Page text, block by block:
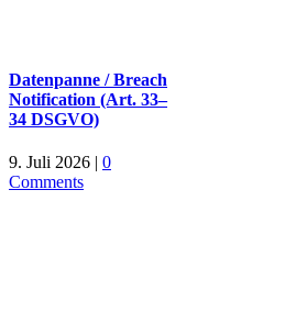
Datenpanne / Breach
Notification (Art. 33–
34 DSGVO)
9. Juli 2026 | 0
Comments